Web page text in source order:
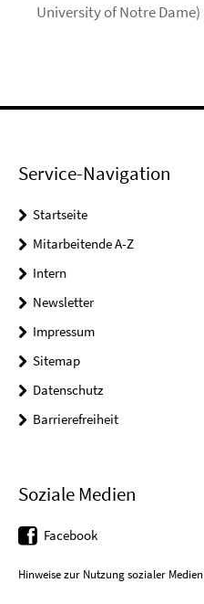
University of Notre Dame)
Service-Navigation
Startseite
Mitarbeitende A-Z
Intern
Newsletter
Impressum
Sitemap
Datenschutz
Barrierefreiheit
Soziale Medien
Facebook
Hinweise zur Nutzung sozialer Medien